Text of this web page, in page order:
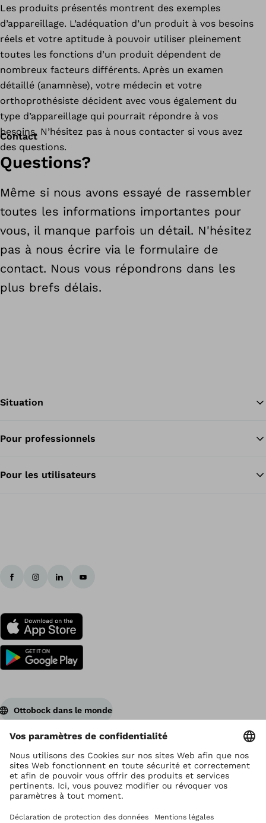
Les produits présentés montrent des exemples
d’appareillage. L’adéquation d’un produit à vos besoins
réels et votre aptitude à pouvoir utiliser pleinement
toutes les fonctions d’un produit dépendent de
nombreux facteurs différents. Après un examen
détaillé (anamnèse), votre médecin et votre
orthoprothésiste décident avec vous également du
type d’appareillage qui pourrait répondre à vos
besoins. N’hésitez pas à nous contacter si vous avez
des questions.
Contact
Questions?
Même si nous avons essayé de rassembler
toutes les informations importantes pour
vous, il manque parfois un détail. N'hésitez
pas à nous écrire via le formulaire de
contact. Nous vous répondrons dans les
plus brefs délais.
Situation
Pour professionnels
Pour les utilisateurs
Ottobock dans le monde
Ottobock est titulaire du droit d’auteur
Paramètres de protection des données
Déclaration de confidentialité